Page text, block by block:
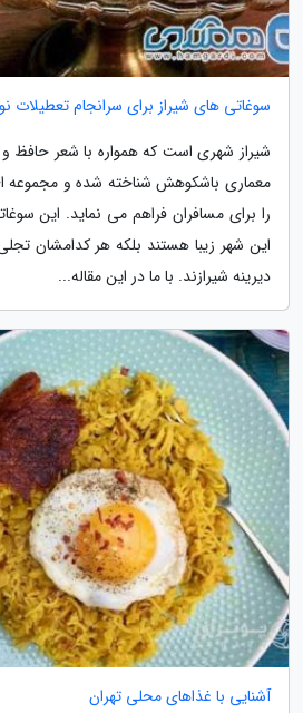
سوغاتی های شیراز برای سرانجام تعطیلات نوروز
شیراز شهری است که همواره با شعر
معماری باشکوهش شناخته شده و مجموعه
را برای مسافران فراهم می نماید. این
این شهر زیبا هستند بلکه هر کدامشان
دیرینه شیرازند. با ما در این مقاله...
آشنایی با غذاهای محلی تهران